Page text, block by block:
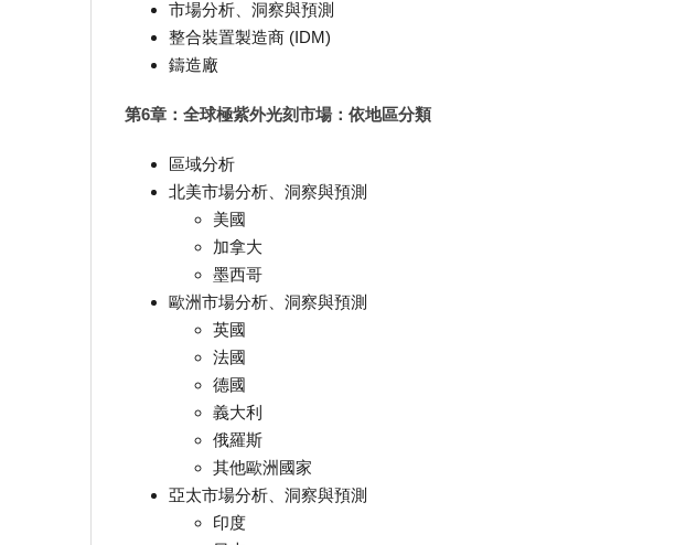
市場分析、洞察與預測
整合裝置製造商 (IDM)
鑄造廠
第6章：全球極紫外光刻市場：依地區分類
區域分析
北美市場分析、洞察與預測
美國
加拿大
墨西哥
歐洲市場分析、洞察與預測
英國
法國
德國
義大利
俄羅斯
其他歐洲國家
亞太市場分析、洞察與預測
印度